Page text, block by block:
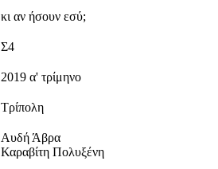
κι αν ήσουν εσύ;
Σ4
2019 α' τρίμηνο
Τρίπολη
Αυδή Άβρα
Καραβίτη Πολυξένη